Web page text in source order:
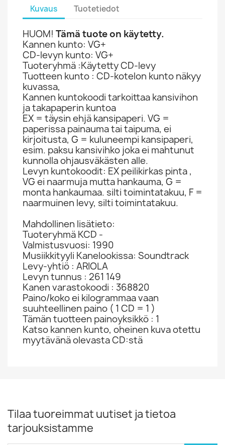
Kuvaus Tuotetiedot
HUOM! Tämä tuote on käytetty.
Kannen kunto: VG+
CD-levyn kunto: VG+
Tuoteryhmä :Käytetty CD-levy
Tuotteen kunto : CD-kotelon kunto näkyy
kuvassa,
Kannen kuntokoodi tarkoittaa kansivihon
ja takapaperin kuntoa
EX = täysin ehjä kansipaperi. VG =
paperissa painauma tai taipuma, ei
kirjoitusta, G = kuluneempi kansipaperi,
esim. paksu kansivihko joka ei mahtunut
kunnolla ohjausväkästen alle.
Levyn kuntokoodit: EX peilikirkas pinta ,
VG ei naarmuja mutta hankauma, G =
monta hankaumaa. silti toimintatakuu, F =
naarmuinen levy, silti toimintatakuu.
Mahdollinen lisätieto:
Tuoteryhmä KCD -
Valmistusvuosi: 1990
Musiikkityyli Kanelookissa: Soundtrack
Levy-yhtiö : ARIOLA
Levyn tunnus : 261 149
Kanen varastokoodi : 368820
Paino/koko ei kilogrammaa vaan
suuhteellinen paino ( 1 CD = 1 )
Tämän tuotteen painoyksikkö : 1
Katso kannen kunto, oheinen kuva otettu
myytävänä olevasta CD:stä
Tilaa tuoreimmat uutiset ja tietoa
tarjouksistamme